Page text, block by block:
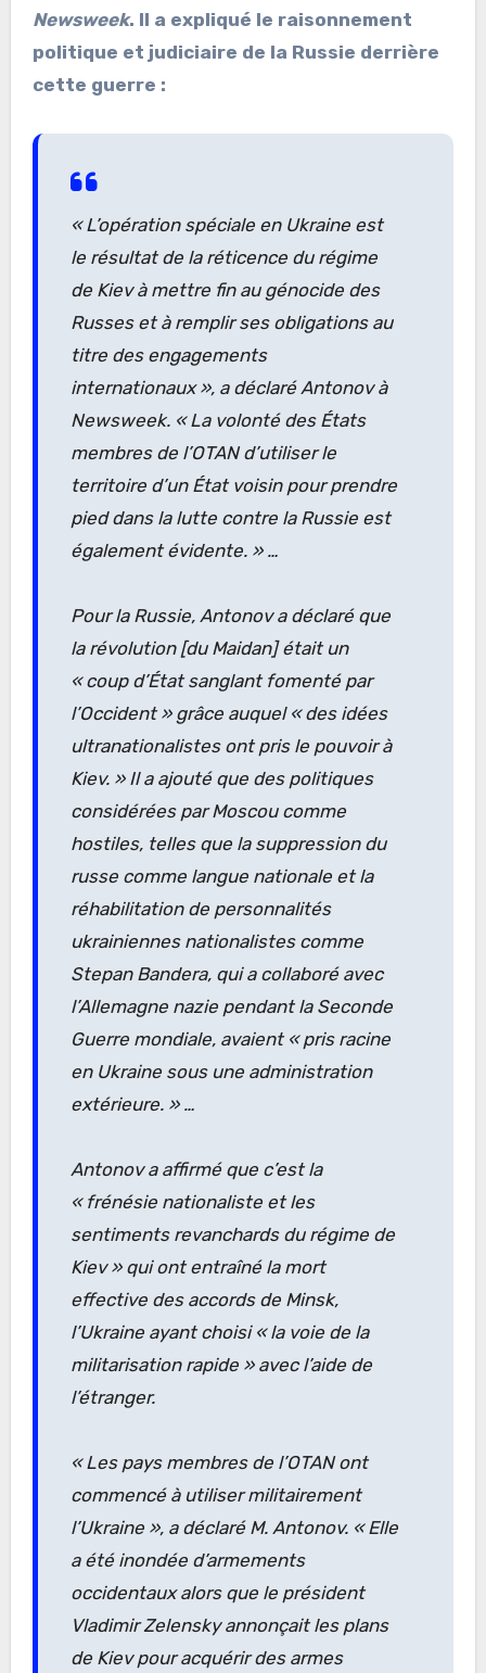
Newsweek. Il a expliqué le raisonnement
politique et judiciaire de la Russie derrière
cette guerre :
« L’opération spéciale en Ukraine est
le résultat de la réticence du régime
de Kiev à mettre fin au génocide des
Russes et à remplir ses obligations au
titre des engagements
internationaux », a déclaré Antonov à
Newsweek. « La volonté des États
membres de l’OTAN d’utiliser le
territoire d’un État voisin pour prendre
pied dans la lutte contre la Russie est
également évidente. » …
Pour la Russie, Antonov a déclaré que
la révolution [du Maidan] était un
« coup d’État sanglant fomenté par
l’Occident »grâce auquel « des idées
ultranationalistes ont pris le pouvoir à
Kiev. »Il a ajouté que des politiques
considérées par Moscou comme
hostiles, telles que la suppression du
russe comme langue nationale et la
réhabilitation de personnalités
ukrainiennes nationalistes comme
Stepan Bandera, qui a collaboré avec
l’Allemagne nazie pendant la Seconde
Guerre mondiale, avaient « pris racine
en Ukraine sous une administration
extérieure. » …
Antonov a affirmé que c’est la
« frénésie nationaliste et les
sentiments revanchards du régime de
Kiev »qui ont entraîné la mort
effective des accords de Minsk,
l’Ukraine ayant choisi « la voie de la
militarisation rapide »avec l’aide de
l’étranger.
« Les pays membres de l’OTAN ont
commencé à utiliser militairement
l’Ukraine », a déclaré M. Antonov. « Elle
a été inondée d’armements
occidentaux alors que le président
Vladimir Zelensky annonçait les plans
de Kiev pour acquérir des armes